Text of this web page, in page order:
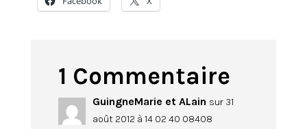
1 Commentaire
GuingneMarie et ALain sur 31
août 2012 à 14 02 40 08408